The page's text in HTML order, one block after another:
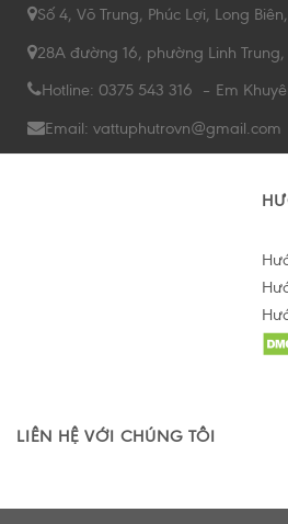
Số 4, Võ Trung, Phúc Lợi, Long
28A đường 16, phường Linh Trung,
Hotline: 0375 543 316 – Em
Email: vattuphutrovn@gmail.com
LIÊN HỆ VỚI CHÚNG TÔI